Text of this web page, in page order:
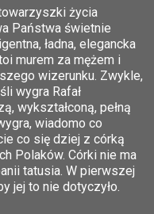
życia
Państwa świetnie
ładna, elegancka
murem za mężem i
wizerunku. Zwykle,
wygra Rafał
wykształconą, pełną
wiadomo co
co się dziej z córką
Polaków. Córki nie ma
tatusia. W pierwszej
jej to nie dotyczyło.